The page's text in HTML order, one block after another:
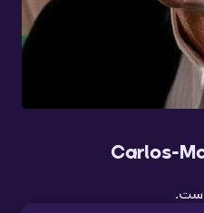
Carlos-
است.